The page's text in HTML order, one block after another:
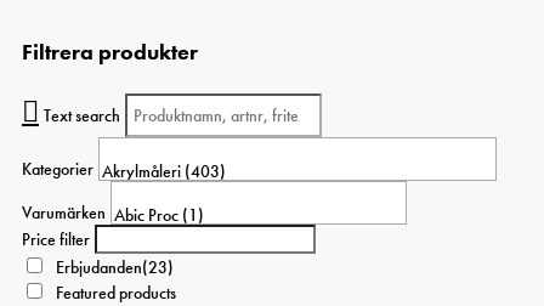
har
varianter.
De
alternativen
kan
väljas
på
produktsidan
Filtrera produkter
Text search
Kategorier
Varumärken
Price filter
Erbjudanden(23)
Featured products